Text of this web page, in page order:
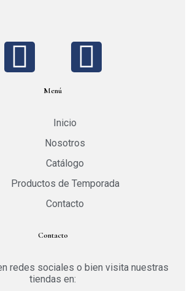
Menú
Inicio
Nosotros
Catálogo
Productos de Temporada
Contacto
Contacto
redes sociales o bien visita nuestras
tiendas en: